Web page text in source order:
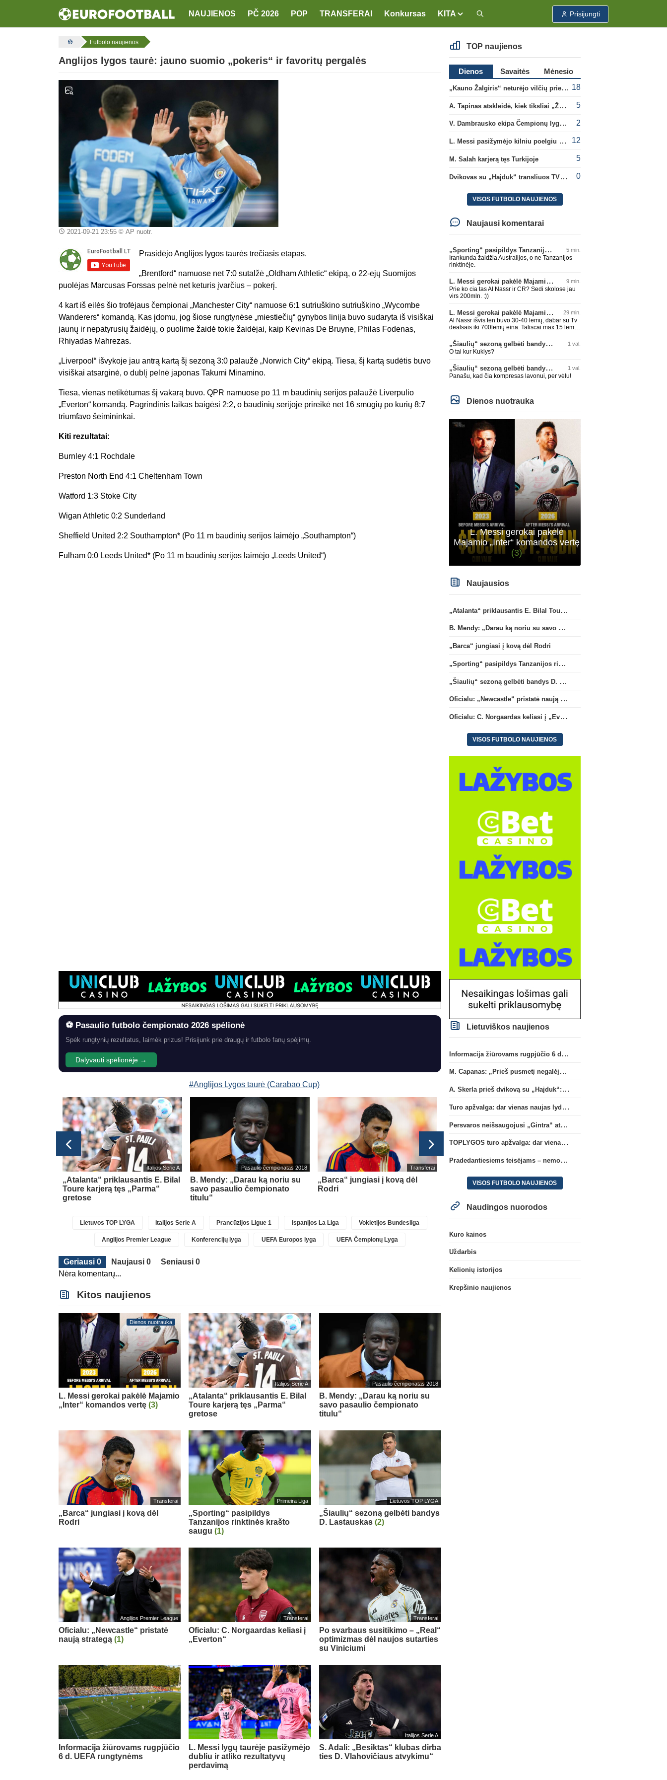
NAUJIENOS PČ 2026 POP TRANSFERAI Konkursas KITA Prisijungti
Futbolo naujienos
Anglijos lygos taurė: jauno suomio „pokeris“ ir favoritų pergalės
2021-09-21 23:55© AP nuotr.
Prasidėjo Anglijos lygos taurės trečiasis etapas.
„Brentford“ namuose net 7:0 sutalžė „Oldham Athletic“ ekipą, o 22-ejų Suomijos
puolėjas Marcusas Forssas pelnė net keturis įvarčius – pokerį.
4 kart iš eilės šio trofėjaus čempionai „Manchester City“ namuose 6:1 sutriuškino sutriuškino „Wycombe
Wanderers“ komandą. Kas įdomu, jog šiose rungtynėse „miestiečių“ gynybos linija buvo sudaryta iš visiškai
jaunų ir nepatyrusių žaidėjų, o puolime žaidė tokie žaidėjai, kaip Kevinas De Bruyne, Philas Fodenas,
Rhiyadas Mahrezas.
„Liverpool“ išvykoje jau antrą kartą šį sezoną 3:0 palaužė „Norwich City“ ekipą. Tiesa, šį kartą sudėtis buvo
visiškai atsarginė, o dublį pelnė japonas Takumi Minamino.
Tiesa, vienas netikėtumas šį vakarą buvo. QPR namuose po 11 m baudinių serijos palaužė Liverpulio
„Everton“ komandą. Pagrindinis laikas baigėsi 2:2, o baudinių serijoje prireikė net 16 smūgių po kurių 8:7
triumfavo šeimininkai.
Kiti rezultatai:
Burnley 4:1 Rochdale
Preston North End 4:1 Cheltenham Town
Watford 1:3 Stoke City
Wigan Athletic 0:2 Sunderland
Sheffield United 2:2 Southampton* (Po 11 m baudinių serijos laimėjo „Southampton“)
Fulham 0:0 Leeds United* (Po 11 m baudinių serijos laimėjo „Leeds United“)
⚽ Pasaulio futbolo čempionato 2026 spėlionė
Spėk rungtynių rezultatus, laimėk prizus! Prisijunk prie draugų ir futbolo fanų spėjimų.
Dalyvauti spėlionėje →
#Anglijos Lygos taurė (Carabao Cup)
Italijos Serie A
„Atalanta“ priklausantis E. Bilal
Toure karjerą tęs „Parma“
gretose
Pasaulio čempionatas 2018
B. Mendy: „Darau ką noriu su
savo pasaulio čempionato
titulu“
Transferai
„Barca“ jungiasi į kovą dėl
Rodri
„Sporting“ pasipildys
Tanzanijos rinktinės krašto
Lietuvos TOP LYGA Italijos Serie A Prancūzijos Ligue 1 Ispanijos La Liga Vokietijos Bundesliga
Anglijos Premier League Konferencijų lyga UEFA Europos lyga UEFA Čempionų Lyga
Geriausi 0 Naujausi 0
Seniausi 0
Nėra komentarų...
Kitos naujienos
Dienos nuotrauka
L. Messi gerokai pakėlė Majamio
„Inter“ komandos vertę (3)
Italijos Serie A
„Atalanta“ priklausantis E. Bilal
Toure karjerą tęs „Parma“
gretose
Pasaulio čempionatas 2018
B. Mendy: „Darau ką noriu su
savo pasaulio čempionato
titulu“
Transferai
„Barca“ jungiasi į kovą dėl
Rodri
Primeira Liga
„Sporting“ pasipildys
Tanzanijos rinktinės krašto
saugu(1)
Lietuvos TOP LYGA
„Šiaulių“ sezoną gelbėti bandys
D. Lastauskas (2)
Anglijos Premier League
Oficialu: „Newcastle“ pristatė
naują strategą (1)
Transferai
Oficialu: C. Norgaardas keliasi į
„Everton“
Transferai
Po svarbaus susitikimo – „Real“
optimizmas dėl naujos sutarties
su Viniciumi
Informacija žiūrovams rugpjūčio
6 d. UEFA rungtynėms
L. Messi lygų taurėje pasižymėjo
dubliu ir atliko rezultatyvų
perdavimą
Italijos Serie A
S. Adali: „Besiktas“ klubas dirba
ties D. Vlahovičiaus atvykimu“
TOP naujienos
Dienos Savaitės
Mėnesio
„Kauno Žalgiris“ neturėjo vilčių prieš „Dinamo“ 18
A. Tapinas atskleidė, kiek tiksliai „Žalgiris“ jau uždirbo iš UEFA premijų 5
V. Dambrausko ekipa Čempionų lygos atrankoje patyrė skaudžią nesėkmę 2
L. Messi pasižymėjo kilniu poelgiu dėl kilusių gaisrų Madride 12
M. Salah karjerą tęs Turkijoje 5
Dvikovas su „Hajduk“ transliuos TV3, paskutinėje transliacijoje – nauji rekordai 0
VISOS FUTBOLO NAUJIENOS
Naujausi komentarai
„Sporting“ pasipildys Tanzanijos rinktinės krašto saugu 5 min.
Irankunda žaidžia Australijos, o ne Tanzanijos
rinktinėje.
L. Messi gerokai pakėlė Majamio „Inter“ komandos vertę 9 min.
Prie ko cia tas Al Nassr ir CR? Sedi skolose jau
virs 200mln. :))
L. Messi gerokai pakėlė Majamio „Inter“ komandos vertę 29 min.
Al Nassr išvis ten buvo 30-40 lemų, dabar su Tv
dealsais iki 700lemų eina. Taliscai max 15 lemų
akcijos
„Šiaulių“ sezoną gelbėti bandys D. Lastauskas 1 val.
O tai kur Kuklys?
„Šiaulių“ sezoną gelbėti bandys D. Lastauskas 1 val.
Panašu, kad čia kompresas lavonui, per vėlu!
Dienos nuotrauka
L. Messi gerokai pakėlė
Majamio „Inter“ komandos vertę
(3)
Naujausios
„Atalanta“ priklausantis E. Bilal Toure karjerą tęs „Parma“ gretose
B. Mendy: „Darau ką noriu su savo pasaulio čempionato titulu“
„Barca“ jungiasi į kovą dėl Rodri
„Sporting“ pasipildys Tanzanijos rinktinės krašto saugu
„Šiaulių“ sezoną gelbėti bandys D. Lastauskas
Oficialu: „Newcastle“ pristatė naują strategą
Oficialu: C. Norgaardas keliasi į „Everton“
VISOS FUTBOLO NAUJIENOS
Lietuviškos naujienos
Informacija žiūrovams rugpjūčio 6 d. UEFA rungtynėms
M. Capanas: „Prieš pusmetį negalėjau net įsivaizduoti, kad žaisime prieš „Hajduk“
A. Skerla prieš dvikovą su „Hajduk“: „Tai kito kalibro komanda“
Turo apžvalga: dar vienas naujas lyderis
Persvaros neišsaugojusi „Gintra“ atrankos pusfinalyje nusileido Škotijos čempionėms
TOPLYGOS turo apžvalga: dar vienas naujas lyderis
Pradedantiesiems teisėjams – nemokamas seminaras Vilniuje šį penktadienį
VISOS FUTBOLO NAUJIENOS
Naudingos nuorodos
Kuro kainos
Uždarbis
Kelionių istorijos
Krepšinio naujienos